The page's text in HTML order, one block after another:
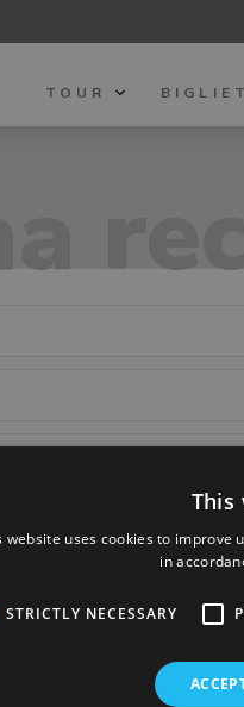
TOUR
This
website uses cookies to improve
in
STRICTLY NECESSARY